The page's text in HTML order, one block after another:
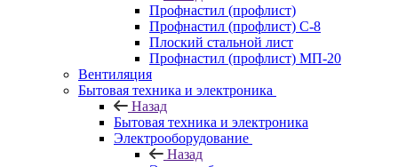
Профнастил (профлист)
Профнастил (профлист) С-8
Плоский стальной лист
Профнастил (профлист) МП-20
Вентиляция
Бытовая техника и электроника
Назад
Бытовая техника и электроника
Электрооборудование
Назад